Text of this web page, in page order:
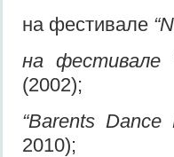
на фестивале
на фестивале
(2002);
“Barents Dance
2010);